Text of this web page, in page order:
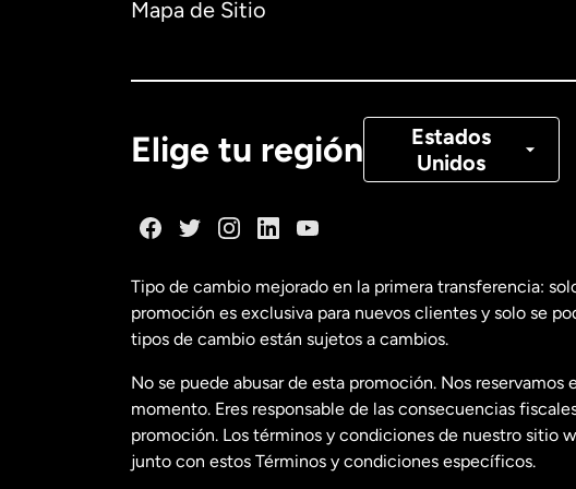
Mapa de Sitio
Elige tu región
Estados
Unidos
Canadá Français
Estados Unidos
Estados Unidos
Francia
Tipo de cambio mejorado en la primera transferencia:
promoción es exclusiva para nuevos clientes y solo se
tipos de cambio están sujetos a cambios.
No se puede abusar de esta promoción. Nos
momento. Eres responsable de las consecuencias
promoción. Los términos y condiciones de nuestro sitio
junto con estos Términos y condiciones específicos.